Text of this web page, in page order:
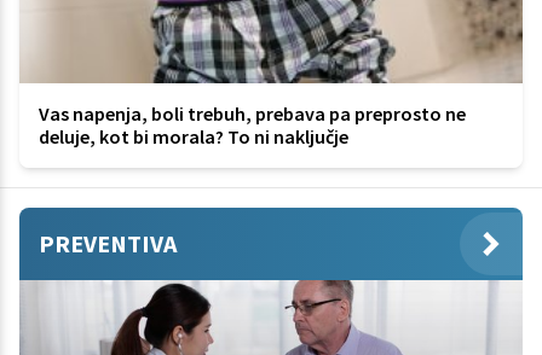
Vas napenja, boli trebuh, prebava pa preprosto ne
deluje, kot bi morala? To ni naključje
PREVENTIVA